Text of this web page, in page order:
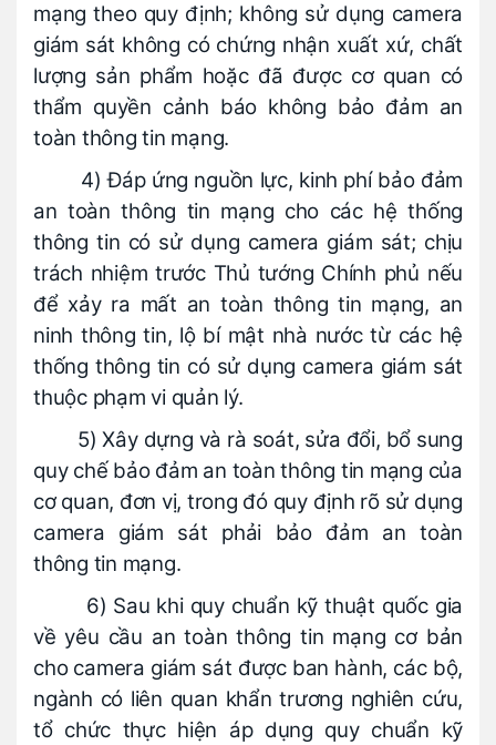
mạng theo quy định; không sử dụng camera
giám sát không có chứng nhận xuất xứ, chất
lượng sản phẩm hoặc đã được cơ quan có
thẩm quyền cảnh báo không bảo đảm an
toàn thông tin mạng.
4) Đáp ứng nguồn lực, kinh phí bảo đảm
an toàn thông tin mạng cho các hệ thống
thông tin có sử dụng camera giám sát; chịu
trách nhiệm trước Thủ tướng Chính phủ nếu
để xảy ra mất an toàn thông tin mạng, an
ninh thông tin, lộ bí mật nhà nước từ các hệ
thống thông tin có sử dụng camera giám sát
thuộc phạm vi quản lý.
5) Xây dựng và rà soát, sửa đổi, bổ sung
quy chế bảo đảm an toàn thông tin mạng của
cơ quan, đơn vị, trong đó quy định rõ sử dụng
camera giám sát phải bảo đảm an toàn
thông tin mạng.
6) Sau khi quy chuẩn kỹ thuật quốc gia
về yêu cầu an toàn thông tin mạng cơ bản
cho camera giám sát được ban hành, các bộ,
ngành có liên quan khẩn trương nghiên cứu,
tổ chức thực hiện áp dụng quy chuẩn kỹ